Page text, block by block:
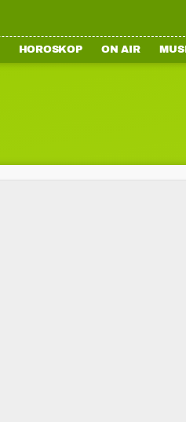
HOROSKOP ON AIR